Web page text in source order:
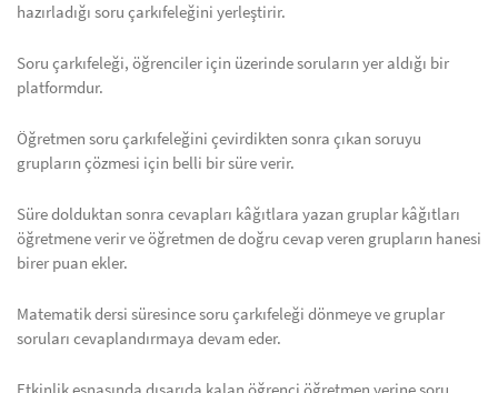
hazırladığı soru çarkıfeleğini yerleştirir.
Soru çarkıfeleği, öğrenciler için üzerinde soruların yer aldığı bir
platformdur.
Öğretmen soru çarkıfeleğini çevirdikten sonra çıkan soruyu
grupların çözmesi için belli bir süre verir.
Süre dolduktan sonra cevapları kâğıtlara yazan gruplar kâğıtları
öğretmene verir ve öğretmen de doğru cevap veren grupların hanesi
birer puan ekler.
Matematik dersi süresince soru çarkıfeleği dönmeye ve gruplar
soruları cevaplandırmaya devam eder.